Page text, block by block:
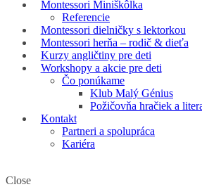
Montessori Miniškôlka
Referencie
Montessori dielničky s lektorkou
Montessori herňa – rodič & dieťa
Kurzy angličtiny pre deti
Workshopy a akcie pre deti
Čo ponúkame
Klub Malý Génius
Požičovňa hračiek a
Kontakt
Partneri a spolupráca
Kariéra
Close